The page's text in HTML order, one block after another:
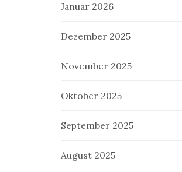
Januar 2026
Dezember 2025
November 2025
Oktober 2025
September 2025
August 2025